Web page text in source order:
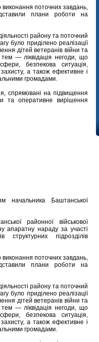
виконання поточних завдань,
плани роботи на
району та поточний
було приділено реалізації
дітей ветеранів війни та
— ліквідація негоди, що
безпекова ситуація,
а також ефективне і
громадами.
спрямовані на підвищення
та оперативне вирішення
начальника Баштанської
районної військової
апаратну нараду за участі
структурних підрозділів
виконання поточних завдань,
плани роботи на
району та поточний
було приділено реалізації
дітей ветеранів війни та
— ліквідація негоди, що
безпекова ситуація,
а також ефективне і
громадами.